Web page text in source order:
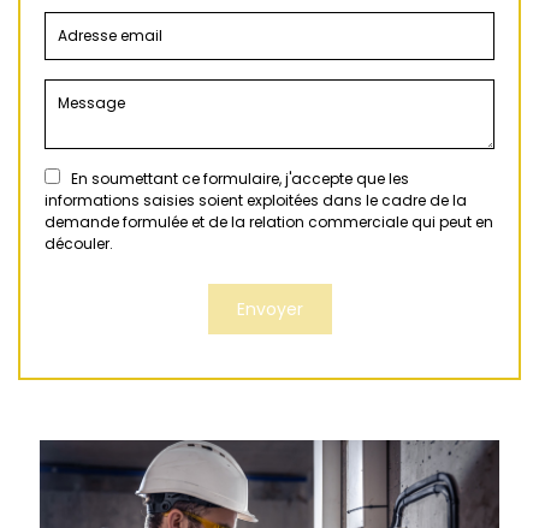
En soumettant ce formulaire, j'accepte que les
informations saisies soient exploitées dans le cadre de la
demande formulée et de la relation commerciale qui peut en
découler.